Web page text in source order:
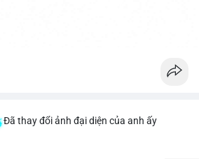
Đã thay đổi ảnh đại diện của anh ấy